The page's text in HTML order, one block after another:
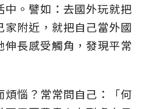
中。譬如：去國外玩就把
家附近，就把自己當外國
伸長感受觸角，發現平常
惱？常常問自己：「何